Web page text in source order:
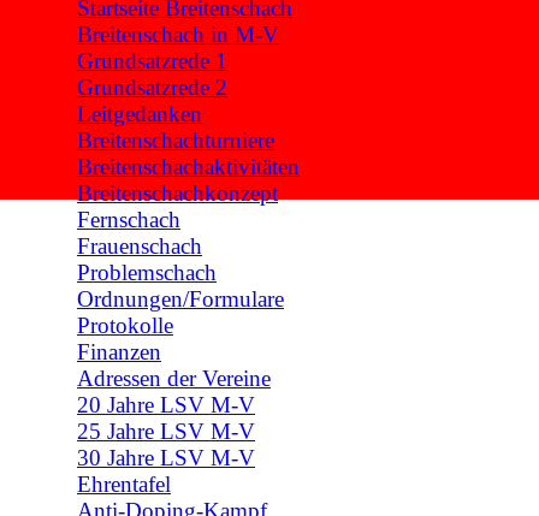
Startseite Breitenschach
Breitenschach in M-V
Grundsatzrede 1
Grundsatzrede 2
Leitgedanken
Breitenschachturniere
Breitenschachaktivitäten
Breitenschachkonzept
Fernschach
Frauenschach
Problemschach
Ordnungen/Formulare
Protokolle
Finanzen
Adressen der Vereine
20 Jahre LSV M-V
25 Jahre LSV M-V
30 Jahre LSV M-V
Ehrentafel
Anti-Doping-Kampf